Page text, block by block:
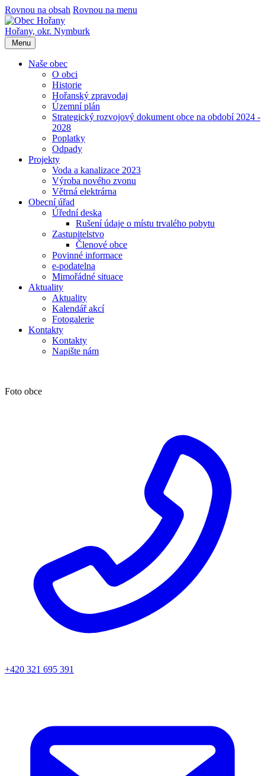
Rovnou na obsah Rovnou na menu
Hořany, okr. Nymburk
Menu
Naše obec
O obci
Historie
Hořanský zpravodaj
Územní plán
Strategický rozvojový dokument obce na období 2024 -
2028
Poplatky
Odpady
Projekty
Voda a kanalizace 2023
Výroba nového zvonu
Větrná elektrárna
Obecní úřad
Úřední deska
Rušení údaje o místu trvalého pobytu
Zastupitelstvo
Členové obce
Povinné informace
e-podatelna
Mimořádné situace
Aktuality
Aktuality
Kalendář akcí
Fotogalerie
Kontakty
Kontakty
Napište nám
Foto obce
+420 321 695 391